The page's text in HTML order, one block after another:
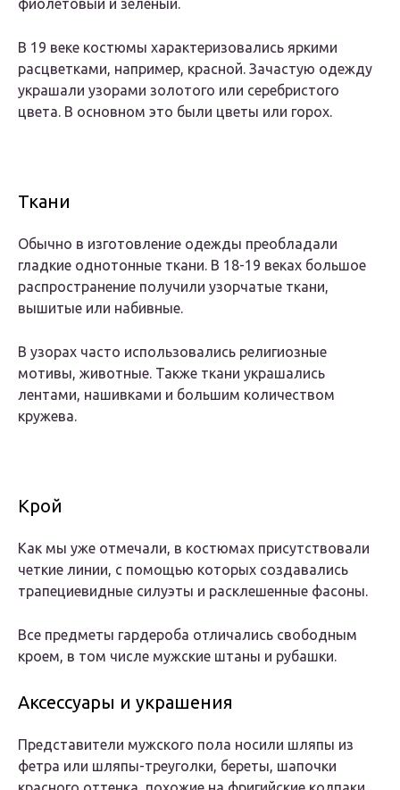
фиолетовый и зеленый.
В 19 веке костюмы характеризовались яркими
расцветками, например, красной. Зачастую одежду
украшали узорами золотого или серебристого
цвета. В основном это были цветы или горох.
Ткани
Обычно в изготовление одежды преобладали
гладкие однотонные ткани. В 18-19 веках большое
распространение получили узорчатые ткани,
вышитые или набивные.
В узорах часто использовались религиозные
мотивы, животные. Также ткани украшались
лентами, нашивками и большим количеством
кружева.
Крой
Как мы уже отмечали, в костюмах присутствовали
четкие линии, с помощью которых создавались
трапециевидные силуэты и расклешенные фасоны.
Все предметы гардероба отличались свободным
кроем, в том числе мужские штаны и рубашки.
Аксессуары и украшения
Представители мужского пола носили шляпы из
фетра или шляпы-треуголки, береты, шапочки